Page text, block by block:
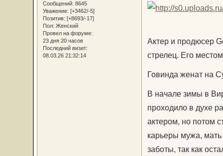
Сообщений: 8645
Уважение: [+3462/-5]
Позитив: [+8693/-17]
Пол: Женский
Провел на форуме:
23 дня 20 часов
Последний визит:
08.03.26 21:32:14
Актер и продюсер
стрелец. Его
Говинда женат на
В начале зимы в
проходило в духе
актером, но потом
карьеры мужа,
заботы, так как